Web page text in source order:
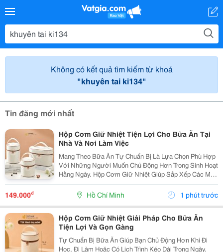
Không có kết quả tìm kiếm từ khoá
"khuyên tai ki134"
Tin đăng mới nhất
Hộp Cơm Giữ Nhiệt Tiện Lợi Cho Bữa Ăn Tại
Nhà Và Nơi Làm Việc
Mang Theo Bữa Ăn Tự Chuẩn Bị Là Lựa Chọn Phù Hợp
Với Những Người Muốn Chủ Động Hơn Trong Sinh Hoạt
Hằng Ngày. Hộp Cơm Giữ Nhiệt Giúp Sắp Xếp Các Món
Ăn Gọn Gàng, Thuận Tiện Mang Đến Trường, Văn
Phòng Hoặc Sử Dụng Khi Đi Xa. Lựa Chọn Hộp Theo
149.000₫ Hồ Chí Minh 1 phút trước
Hộp Cơm Giữ Nhiệt Giải Pháp Cho Bữa Ăn
Tiện Lợi Và Gọn Gàng
Tự Chuẩn Bị Bữa Ăn Giúp Bạn Chủ Động Hơn Khi Đi
Học, Đi Làm Hoặc Có Lịch Trình Kéo Dài Trong Ngày.